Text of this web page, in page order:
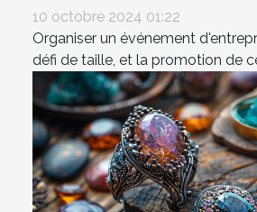
10 octobre 2024 01:22
Organiser un événement
défi de taille, et la promotion de